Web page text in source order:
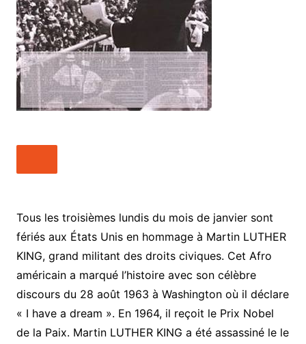
Tous les troisièmes lundis du mois de janvier sont
fériés aux États Unis en hommage à Martin LUTHER
KING, grand militant des droits civiques. Cet Afro
américain a marqué l’histoire avec son célèbre
discours du 28 août 1963 à Washington où il déclare
« I have a dream ». En 1964, il reçoit le Prix Nobel
de la Paix. Martin LUTHER KING a été assassiné le le